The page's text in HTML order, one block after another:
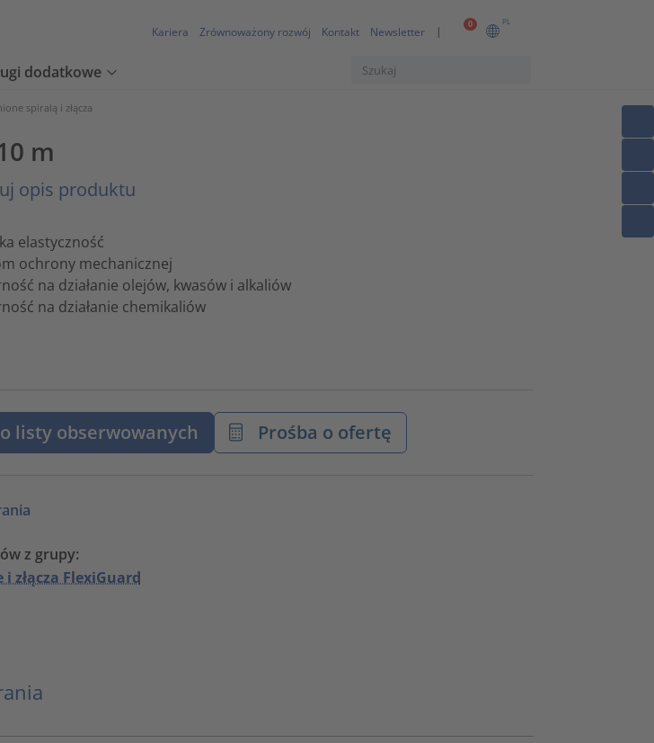
0 PL
Kariera Zrównoważony rozwój Kontakt Newsletter
dodatkowe
spiralą i złącza
m
opis produktu
elastyczność
ochrony mechanicznej
na działanie olejów, kwasów i alkaliów
na działanie chemikaliów
listy obserwowanych Prośba o ofertę
z grupy:
i złącza FlexiGuard